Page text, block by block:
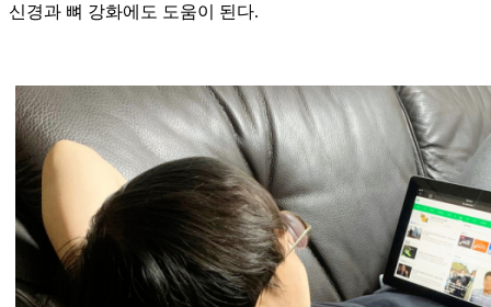
신경과 뼈 강화에도 도움이 된다.